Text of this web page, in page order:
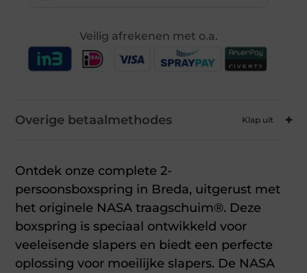
Veilig afrekenen met o.a.
Overige betaalmethodes
Ontdek onze complete 2-
persoonsboxspring in Breda, uitgerust met
het originele NASA traagschuim®. Deze
boxspring is speciaal ontwikkeld voor
veeleisende slapers en biedt een perfecte
oplossing voor moeilijke slapers. De NASA